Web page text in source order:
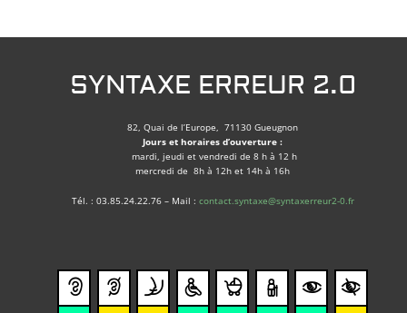
SYNTAXE ERREUR 2.0
82, Quai de l’Europe, 71130 Gueugnon
Jours et horaires d’ouverture :
mardi, jeudi et vendredi de 8 h à 12 h
mercredi de 8h à 12h et 14h à 16h
Tél. : 03.85.24.22.76 – Mail : contact.syntaxe@syntaxerreur2-0.fr